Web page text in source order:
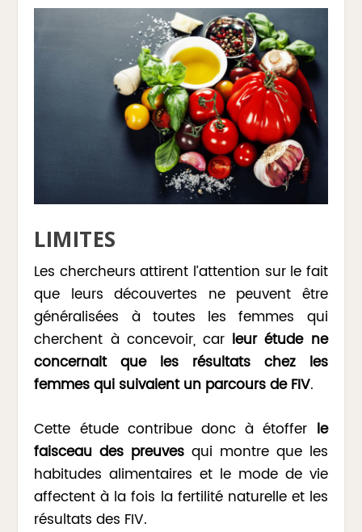
LIMITES
Les chercheurs attirent l’attention sur le fait
que leurs découvertes ne peuvent être
généralisées à toutes les femmes qui
cherchent à concevoir, car leur étude ne
concernait que les résultats chez les
femmes qui suivaient un parcours de FIV.
Cette étude contribue donc à étoffer le
faisceau des preuves qui montre que les
habitudes alimentaires et le mode de vie
affectent à la fois la fertilité naturelle et les
résultats des FIV.